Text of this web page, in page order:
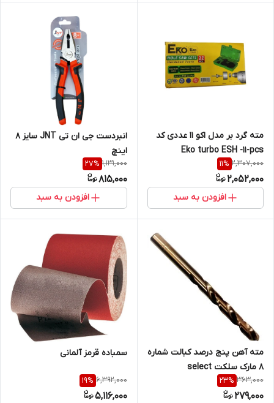
مته گرد بر مدل اکو 11 عددی کد
Eko turbo ESH -11-pcs
2,307,000
11%
2,052,000
افزودن به سبد
انبردست جی ان تی JNT سایز 8
اینچ
1,131,000
27%
815,000
افزودن به سبد
مته آهن پنج درصد کبالت شماره
8 مارک سلکت select
363,000
23%
279,000
سمباده قرمز آلمانی
6,392,000
19%
5,116,000